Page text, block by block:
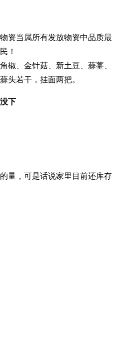
资当属所有发放物资中品质最
！
椒、金针菇、新土豆、蒜薹、
头若干，挂面两把。
下
量，可是话说家里目前还库存